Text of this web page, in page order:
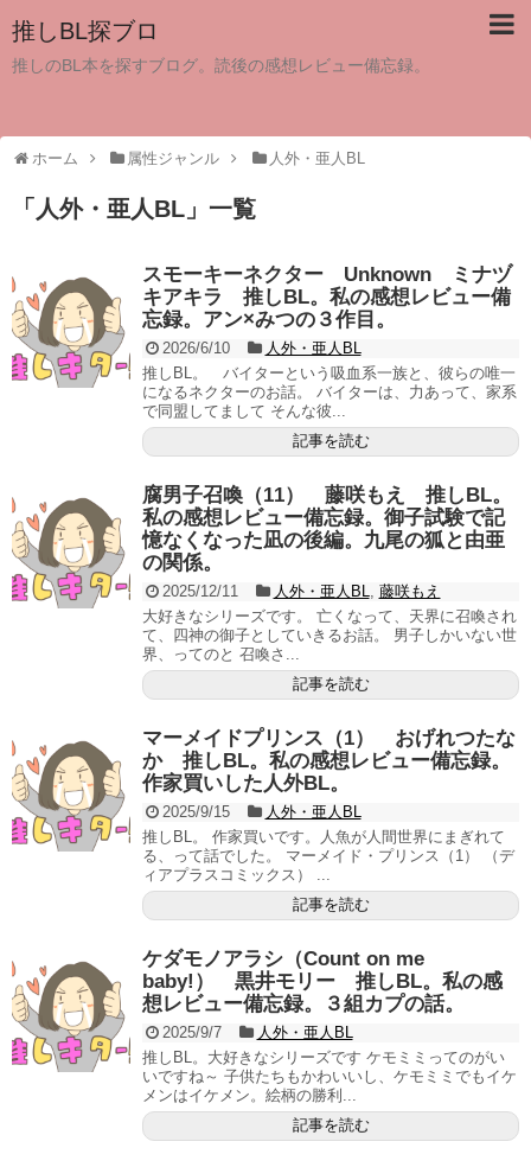
推しBL探ブロ
推しのBL本を探すブログ。読後の感想レビュー備忘録。
ホーム 属性ジャンル 人外・亜人BL
「 人外・亜人BL 」 一覧
スモーキーネクター Unknown ミナヅ
キアキラ 推しBL。私の感想レビュー備
忘録。アン×みつの３作目。
2026/6/10
人外・亜人BL
推しBL。 バイターという吸血系一族と、彼らの唯一
になるネクターのお話。 バイターは、力あって、家系
で同盟してまして そんな彼...
記事を読む
腐男子召喚（11） 藤咲もえ 推しBL。
私の感想レビュー備忘録。御子試験で記
憶なくなった凪の後編。九尾の狐と由亜
の関係。
2025/12/11 人外・亜人BL, 藤咲もえ
大好きなシリーズです。 亡くなって、天界に召喚され
て、四神の御子としていきるお話。 男子しかいない世
界、ってのと 召喚さ...
記事を読む
マーメイドプリンス（1） おげれつたな
か 推しBL。私の感想レビュー備忘録。
作家買いした人外BL。
2025/9/15
人外・亜人BL
推しBL。 作家買いです。人魚が人間世界にまぎれて
る、って話でした。 マーメイド・プリンス（1） （デ
ィアプラスコミックス） ...
記事を読む
ケダモノアラシ（Count on me
baby!） 黒井モリー 推しBL。私の感
想レビュー備忘録。３組カプの話。
2025/9/7
人外・亜人BL
推しBL。大好きなシリーズです ケモミミってのがい
いですね～ 子供たちもかわいいし、ケモミミでもイケ
メンはイケメン。絵柄の勝利...
記事を読む